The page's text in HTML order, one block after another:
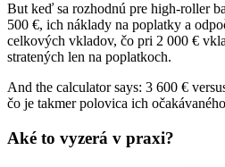
But keď sa rozhodnú pre high‑roller
500 €, ich náklady na poplatky a
celkových vkladov, čo pri 2 000 €
stratených len na poplatkoch.
And the calculator says: 3 600 €
čo je takmer polovica ich
Aké to vyzerá v praxi?